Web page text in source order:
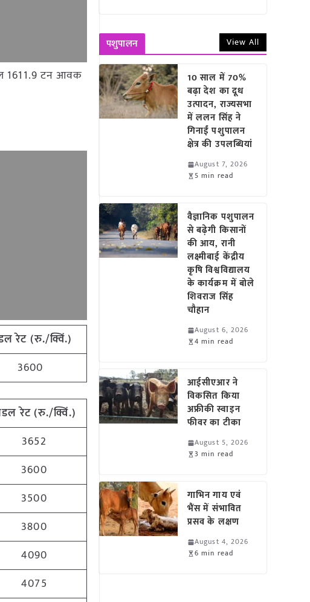
1611.9 टन आवक
रेट (रु./क्विं.)
3600
रेट(रु./क्विं.)
3652
3600
3500
3800
4090
4075
पशुपालन View All
10 साल में 70%
बढ़ा देश का दूध
उत्पादन, राज्यसभा
में ललन सिंह ने
गिनाईं पशुपालन
क्षेत्र की उपलब्धियां
August 7, 2026
5 min read
वैज्ञानिक पशुपालन
से बढ़ेगी किसानों
की आय, रानी
लक्ष्मीबाई केंद्रीय
कृषि विश्वविद्यालय
के कार्यक्रम में बोले
शिवराज सिंह
चौहान
August 6, 2026
4 min read
आईसीएआर ने
विकसित किया
अफ्रीकी स्वाइन
फीवर का टीका
August 5, 2026
3 min read
गाभिन गाय एवं
भैंस में संभावित
प्रसव के लक्षण
August 4, 2026
6 min read